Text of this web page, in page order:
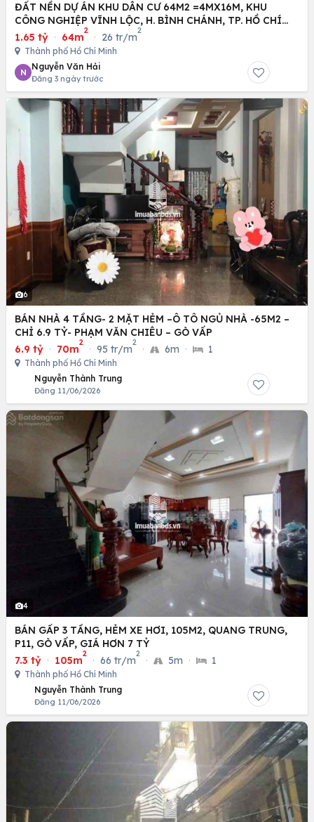
ĐẤT NỀN DỰ ÁN KHU DÂN CƯ 64M2 =4MX16M, KHU
CÔNG NGHIỆP VĨNH LỘC, H. BÌNH CHÁNH, TP. HỒ CHÍ
MINH
1.65 tỷ · 64m
2
· 26 tr/m
2
Thành phố Hồ Chí Minh
N
Nguyễn Văn Hải
Đăng 3 ngày trước
6
BÁN NHÀ 4 TẦNG- 2 MẶT HẺM –Ô TÔ NGỦ NHÀ -65M2 –
CHỈ 6.9 TỶ- PHẠM VĂN CHIÊU – GÒ VẤP
6.9 tỷ · 70m
2
· 95 tr/m
2
· 6m · 1
Thành phố Hồ Chí Minh
Nguyễn Thành Trung
Đăng 11/06/2026
4
BÁN GẤP 3 TẦNG, HẺM XE HƠI, 105M2, QUANG TRUNG,
P11, GÒ VẤP, GIÁ HƠN 7 TỶ
7.3 tỷ · 105m
2
· 66 tr/m
2
· 5m · 1
Thành phố Hồ Chí Minh
Nguyễn Thành Trung
Đăng 11/06/2026